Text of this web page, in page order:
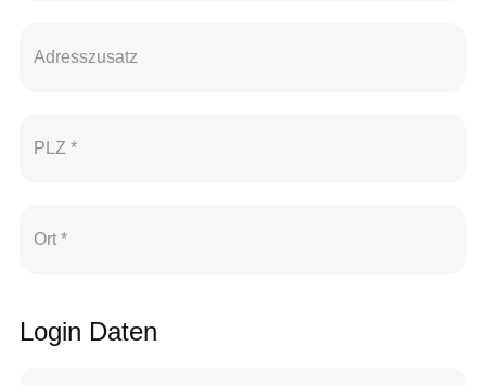
Login Daten